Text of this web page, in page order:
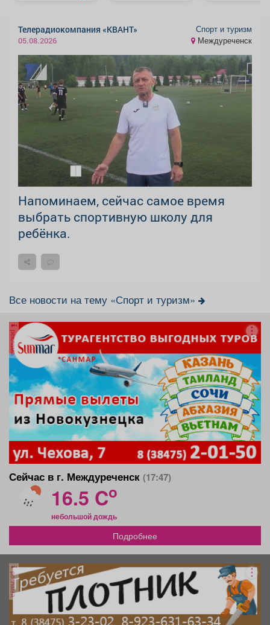
Телерадиокомпания «КВАНТ»
05.08.2026
Спорт и туризм
Междуреченск
Напоминаем, сейчас самое время
выбрать спортивную школу для
ребёнка.
Все новости на тему «Спорт и туризм»
реклама
Сейчас в г. Междуреченск (17:47)
16.5 Co
небольшой дождь
Подробнее
реклама